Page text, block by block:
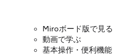
Miroボード版で見る
動画で学ぶ
基本操作・便利機能